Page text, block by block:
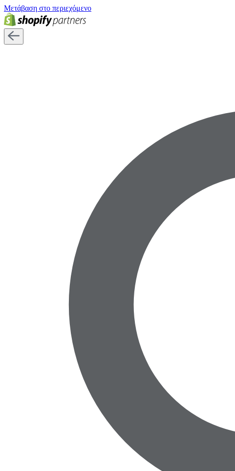
Μετάβαση στο περιεχόμενο